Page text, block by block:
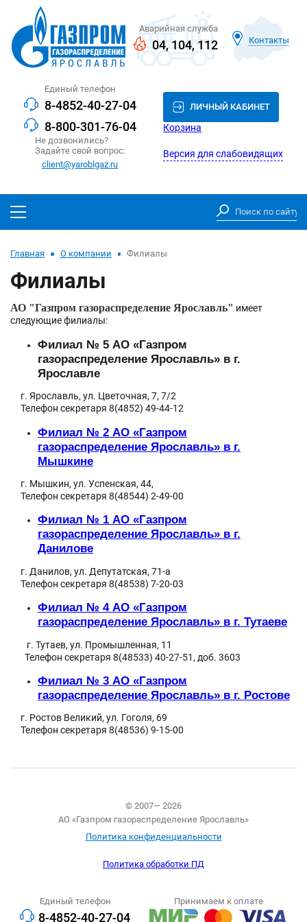
Аварийная служба
04,104,112 Контакты
Единый телефон
8-4852-40-27-04
8-800-301-76-04
Не дозвонились?
Задайте свой вопрос:
client@yaroblgaz.ru
ЛИЧНЫЙ КАБИНЕТ
Корзина
Версия для слабовидящих
Главная О компании Филиалы
Филиалы
АО "Газпром газораспределение Ярославль" имеет
следующие филиалы:
Филиал № 5 АО «Газпром
газораспределение Ярославль» в г.
Ярославле
г. Ярославль, ул. Цветочная, 7, 7/2
Телефон секретаря 8(4852) 49-44-12
Филиал № 2 АО «Газпром
газораспределение Ярославль» в г.
Мышкине
г. Мышкин, ул. Успенская, 44,
Телефон секретаря 8(48544) 2-49-00
Филиал № 1 АО «Газпром
газораспределение Ярославль» в г.
Данилове
г. Данилов, ул. Депутатская, 71-а
Телефон секретаря 8(48538) 7-20-03
Филиал № 4 АО «Газпром
газораспределение Ярославль» в г. Тутаеве
г. Тутаев, ул. Промышленная, 11
Телефон секретаря 8(48533) 40-27-51, доб. 3603
Филиал № 3 АО «Газпром
газораспределение Ярославль» в г. Ростове
г. Ростов Великий, ул. Гоголя, 69
Телефон секретаря 8(48536) 9-15-00
© 2007— 2026
АО «Газпром газораспределение Ярославль»
Политика конфиденциальности
Политика обработки ПД
Единый телефон
8-4852-40-27-04
Принимаем к оплате